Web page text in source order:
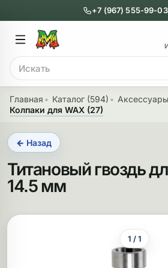
+7 (967) 555-99-03
Поиск
Главное меню
Бонги
бонги
с перколятором
бонги
Главная Каталог (594)
Колпаки для WAX (27)
← Назад
Титановый гвоздь
14.5 мм
1 / 1